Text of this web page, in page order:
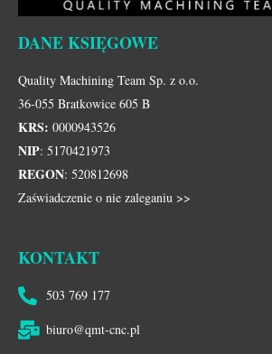
DANE KSIĘGOWE
Quality Machining Team Sp. z o.o.
36-055 Bratkowice 605 B
KRS: 0000943526
NIP: 5170421973
REGON: 520812698
Zaświadczenie o nie zaleganiu >>
KONTAKT
503 769 177
biuro@qmt-cnc.pl